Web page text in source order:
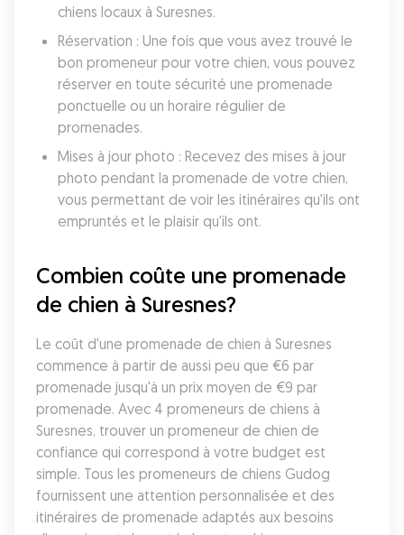
chiens locaux à Suresnes.
Réservation : Une fois que vous avez trouvé le
bon promeneur pour votre chien, vous pouvez
réserver en toute sécurité une promenade
ponctuelle ou un horaire régulier de
promenades.
Mises à jour photo : Recevez des mises à jour
photo pendant la promenade de votre chien,
vous permettant de voir les itinéraires qu'ils ont
empruntés et le plaisir qu'ils ont.
Combien coûte une promenade
de chien à Suresnes?
Le coût d'une promenade de chien à Suresnes
commence à partir de aussi peu que €6 par
promenade jusqu'à un prix moyen de €9 par
promenade. Avec 4 promeneurs de chiens à
Suresnes, trouver un promeneur de chien de
confiance qui correspond à votre budget est
simple. Tous les promeneurs de chiens Gudog
fournissent une attention personnalisée et des
itinéraires de promenade adaptés aux besoins